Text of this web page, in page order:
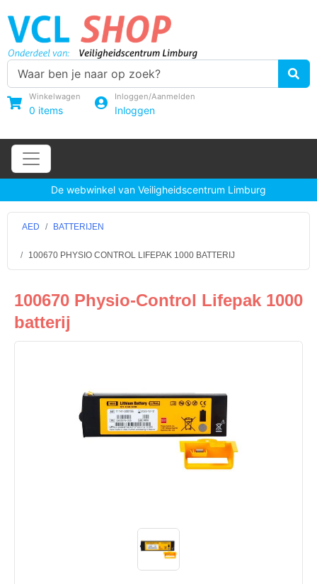
Winkelwagen
0 items
Inloggen/Aanmelden
Inloggen
De webwinkel van Veiligheidscentrum Limburg
AED BATTERIJEN
100670 PHYSIO CONTROL LIFEPAK 1000 BATTERIJ
100670 Physio-Control Lifepak 1000
batterij